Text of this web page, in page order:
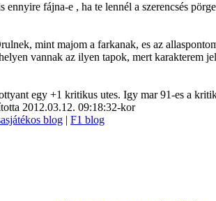
fájna-e , ha te lennél a szerencsés
mint majom a farkanak, es az
vannak az ilyen tapok, mert karakterem
egy +1 kritikus utes. Igy mar 91-es a
2012.03.12. 09:18:32-kor
blog | F1 blog